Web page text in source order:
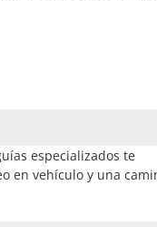
especializados te
en vehículo y una